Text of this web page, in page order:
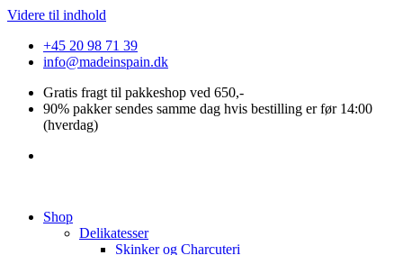
Videre til indhold
+45 20 98 71 39
info@madeinspain.dk
Gratis fragt til pakkeshop ved 650,-
90% pakker sendes samme dag hvis bestilling er før 14:00
(hverdag)
Shop
Delikatesser
Skinker og Charcuteri